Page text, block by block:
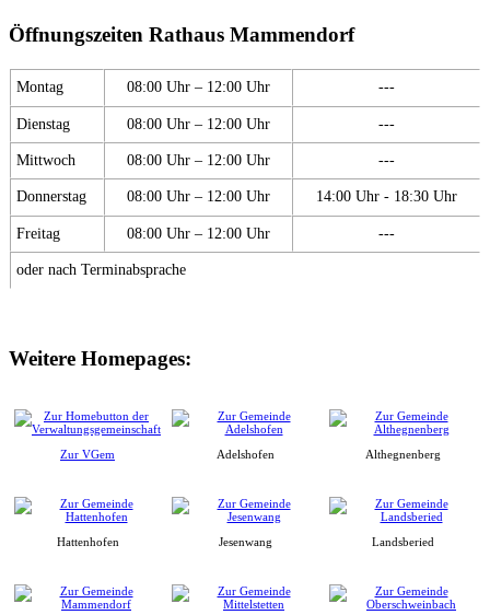
Öffnungszeiten Rathaus Mammendorf
Montag 08:00 Uhr – 12:00 Uhr ---
Dienstag 08:00 Uhr – 12:00 Uhr ---
Mittwoch 08:00 Uhr – 12:00 Uhr ---
Donnerstag 08:00 Uhr – 12:00 Uhr 14:00 Uhr - 18:30 Uhr
Freitag 08:00 Uhr – 12:00 Uhr ---
oder nach Terminabsprache
Weitere Homepages:
Zur VGem Adelshofen Althegnenberg
Hattenhofen Jesenwang Landsberied